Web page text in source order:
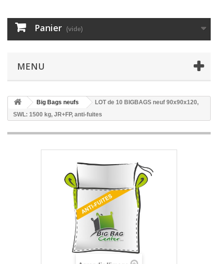
Panier (vide)
MENU
Big Bags neufs
LOT de 10 BIGBAGS neuf 90x90x120,
SWL: 1500 kg, JR+FP, anti-fuites